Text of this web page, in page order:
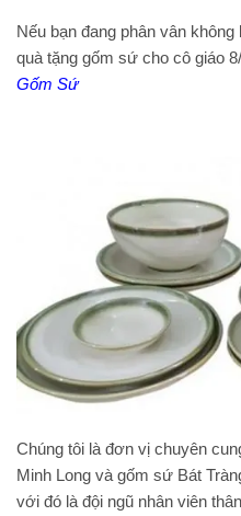
Nếu bạn đang phân vân
quà tặng gốm sứ cho cô giáo
Gốm Sứ
Chúng tôi là đơn vị chuyên
Minh Long và gốm sứ Bát
với đó là đội ngũ nhân viên